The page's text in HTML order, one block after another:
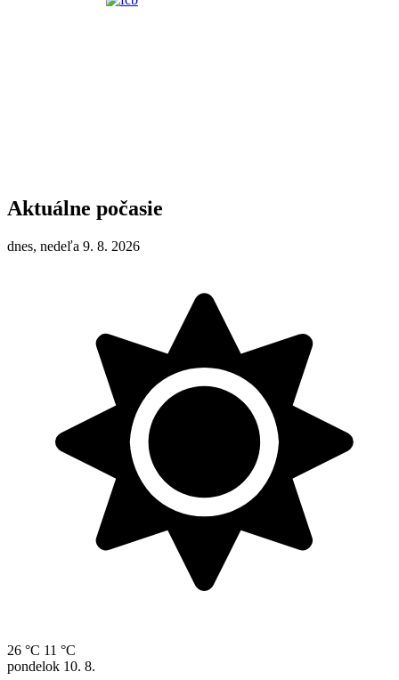
Aktuálne počasie
dnes, nedeľa 9. 8. 2026
26 °C 11 °C
pondelok 10. 8.